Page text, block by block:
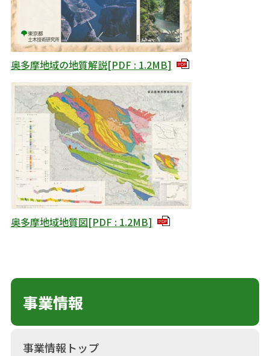
奥多摩地域の地質解説[PDF : 1.2MB] PDF
奥多摩地域地質図[PDF : 1.2MB] PDF
事業情報
事業情報トップ